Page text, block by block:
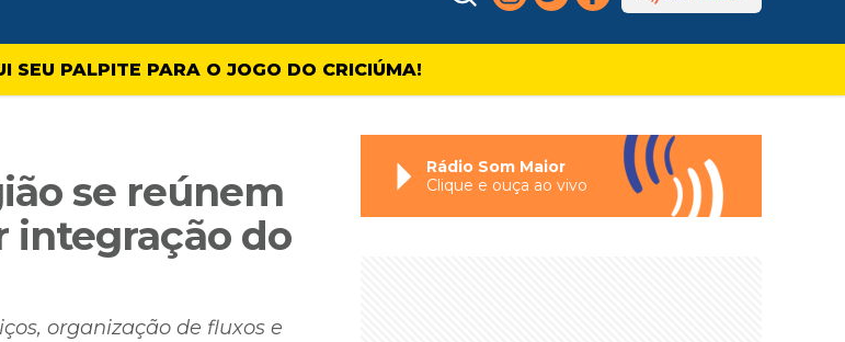
SEU PALPITE PARA O JOGO DO CRICIÚMA!
se reúnem
integração do
organização de fluxos e
Rádio Som Maior
Clique e ouça ao vivo